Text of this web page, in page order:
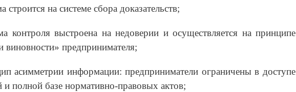
строится на системе сбора доказательств;
контроля выстроена на недоверии и осуществляется на принципе
виновности» предпринимателя;
асимметрии информации: предприниматели ограничены в доступе
и полной базе нормативно-правовых актов;